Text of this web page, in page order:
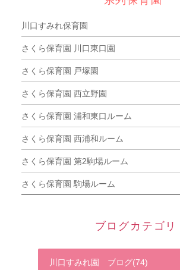
川口すみれ保育園
さくら保育園 川口東口園
さくら保育園 戸塚園
さくら保育園 西立野園
さくら保育園 浦和東口ルーム
さくら保育園 西浦和ルーム
さくら保育園 第2駒場ルーム
さくら保育園 駒場ルーム
ブログカテゴリ
川口すみれ園 ブログ(74)